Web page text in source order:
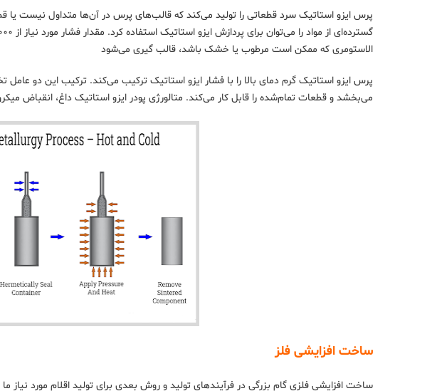
پرس ایزو استاتیک سرد قطعاتی را تولید می‌کند که قالب‌های پرس در آن‌ها متداول نیست
الاستومری که ممکن است مرطوب یا خشک باشد، قالب گیری می‌شود
پرس ایزو استاتیک گرم دمای بالا را با فشار ایزو استاتیک ترکیب می‌کند. ترکیب این دو عامل
می‌بخشد و قطعات تمام‌شده را قابل کار می‌کند. متالورژی پودر ایزو استاتیک داغ، انقباض
ساخت افزایشی فلز
ساخت افزایشی فلزی گام بزرگی در فرآیندهای تولید و روش بعدی برای تولید اقلام مورد